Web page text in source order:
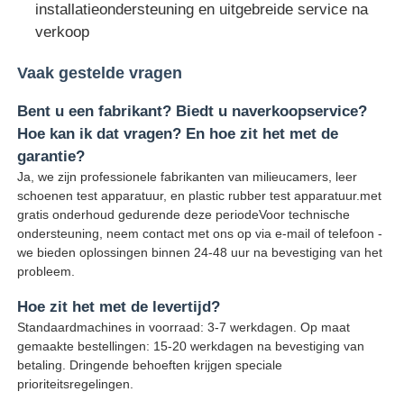
installatieondersteuning en uitgebreide service na
verkoop
Vaak gestelde vragen
Bent u een fabrikant? Biedt u naverkoopservice?
Hoe kan ik dat vragen? En hoe zit het met de
garantie?
Ja, we zijn professionele fabrikanten van milieucamers, leer
schoenen test apparatuur, en plastic rubber test apparatuur.met
gratis onderhoud gedurende deze periodeVoor technische
ondersteuning, neem contact met ons op via e-mail of telefoon -
we bieden oplossingen binnen 24-48 uur na bevestiging van het
probleem.
Hoe zit het met de levertijd?
Standaardmachines in voorraad: 3-7 werkdagen. Op maat
gemaakte bestellingen: 15-20 werkdagen na bevestiging van
betaling. Dringende behoeften krijgen speciale
prioriteitsregelingen.